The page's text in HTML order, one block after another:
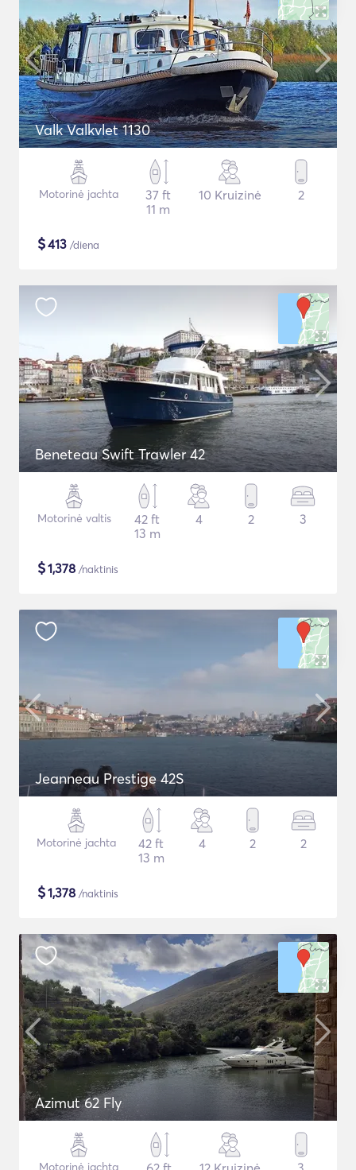
Valk Valkvlet 1130
Motorinė jachta
37 ft
11 m
10 Kruizinė 2
$413 /diena
Beneteau Swift Trawler 42
Motorinė valtis
42 ft
13 m
4 2 3
$1,378 /naktinis
Jeanneau Prestige 42S
Motorinė jachta
42 ft
13 m
4 2 2
$1,378 /naktinis
Azimut 62 Fly
Motorinė jachta